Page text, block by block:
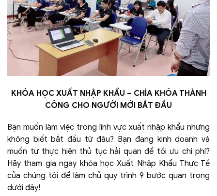
KHÓA HỌC XUẤT NHẬP KHẨU – CHÌA KHÓA THÀNH
CÔNG CHO NGƯỜI MỚI BẮT ĐẦU
Bạn muốn làm việc trong lĩnh vực xuất nhập khẩu nhưng
không biết bắt đầu từ đâu? Bạn đang kinh doanh và
muốn tự thực hiện thủ tục hải quan để tối ưu chi phí?
Hãy tham gia ngay khóa học Xuất Nhập Khẩu Thực Tế
của chúng tôi để làm chủ quy trình 9 bước quan trọng
dưới đây!